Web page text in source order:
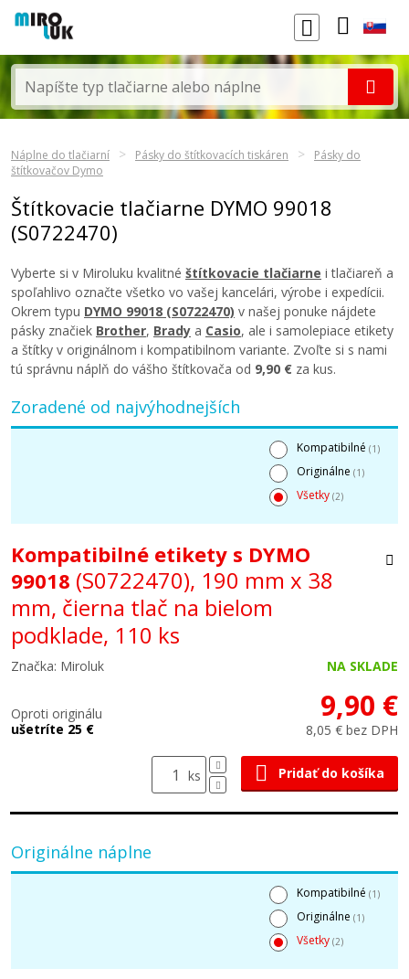
Náplne do tlačiarní Pásky do štítkovacích tiskáren
Pásky do
štítkovačov Dymo
Štítkovacie tlačiarne DYMO 99018
(S0722470)
Vyberte si v Miroluku kvalitné štítkovacie tlačiarne i tlačiareň a
spoľahlivo označte všetko vo vašej kancelári, výrobe i expedícii.
Okrem typu DYMO 99018 (S0722470) v našej ponuke nájdete
pásky značiek Brother, Brady a Casio, ale i samolepiace etikety
a štítky v originálnom i kompatibilnom variante. Zvoľte si s nami
tú správnu náplň do vášho štítkovača od 9,90 € za kus.
Zoradené od najvýhodnejších
Kompatibilné (1)
Originálne (1)
Všetky (2)
Kompatibilné etikety s DYMO
99018 (S0722470), 190 mm x 38
mm, čierna tlač na bielom
podklade, 110 ks
Značka: Miroluk NA SKLADE
Oproti originálu
ušetríte 25 €
9,90 €
8,05 € bez DPH
ks Pridať do košíka
Originálne náplne
Kompatibilné (1)
Originálne (1)
Všetky (2)